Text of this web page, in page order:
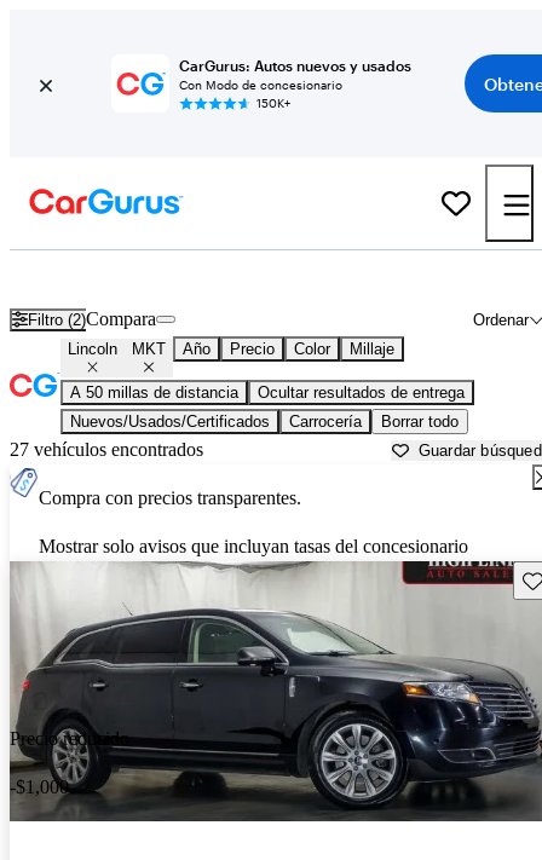
CarGurus: Autos nuevos y usados
Con Modo de concesionario
150K+
Filtro (2) Ordenar
Compara
Lincoln MKT Año Precio Color Millaje
A 50 millas de distancia
Ocultar resultados de entrega
Nuevos/Usados/Certificados
Carrocería Borrar todo
27 vehículos encontrados Guardar
Compra con precios transparentes.
Mostrar solo avisos que incluyan tasas del concesionario
Precio reducido
-$1,000